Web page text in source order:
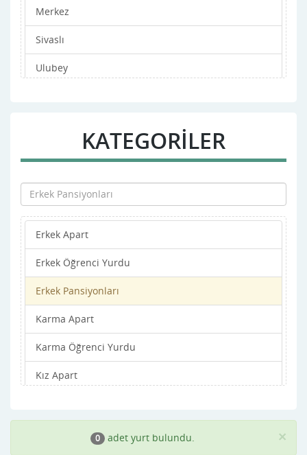
Merkez
Sivaslı
Ulubey
KATEGORİLER
Erkek Apart
Erkek Öğrenci Yurdu
Erkek Pansiyonları
Karma Apart
Karma Öğrenci Yurdu
Kız Apart
Kız Pansiyonları ×
0 adet yurt bulundu.